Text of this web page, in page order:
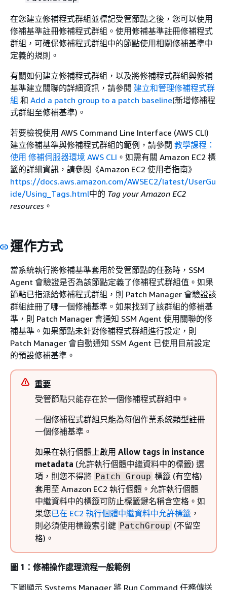
在您建立修補程式群組並標記受管節點之後，您可以使用
修補基準註冊修補程式群組。使用修補基準註冊修補程式
群組，可確保修補程式群組中的節點使用相關修補基準中
定義的規則。
有關如何建立修補程式群組，以及將修補程式群組與修補
基準建立關聯的詳細資訊，請參閱 建立和管理修補程式群
組 和 Add a patch group to a patch baseline(新增修補程
式群組至修補基準)。
若要檢視使用 AWS Command Line Interface (AWS CLI)
建立修補基準與修補程式群組的範例，請參閱 教學課程：
使用 修補伺服器環境 AWS CLI 。如需有關 Amazon EC2 標
籤的詳細資訊，請參閱《Amazon EC2 使用者指南》
https://docs.aws.amazon.com/AWSEC2/latest/UserGu
ide/Using_Tags.html中的 Tag your Amazon EC2
resources 。
運作方式
當系統執行將修補基準套用於受管節點的任務時，SSM
Agent 會驗證是否為該節點定義了修補程式群組值。如果
節點已指派給修補程式群組，則 Patch Manager 會驗證該
群組註冊了哪一個修補基準。如果找到了該群組的修補基
準，則 Patch Manager 會通知 SSM Agent 使用關聯的修
補基準。如果節點未針對修補程式群組進行設定，則
Patch Manager 會自動通知 SSM Agent 已使用目前設定
的預設修補基準。
重要
受管節點只能存在於一個修補程式群組中。
一個修補程式群組只能為每個作業系統類型註冊
一個修補基準。
如果在執行個體上啟用 Allow tags in instance
metadata (允許執行個體中繼資料中的標籤) 選
項，則您不得將 Patch Group 標籤 (有空格)
套用至 Amazon EC2 執行個體。允許執行個體
中繼資料中的標籤可防止標籤鍵名稱含空格。如
果您已在 EC2 執行個體中繼資料中允許標籤 ，
則必須使用標籤索引鍵 PatchGroup (不留空
格)。
圖 1：修補操作處理流程一般範例
下圖顯示 Systems Manager 將 Run Command 任務傳送